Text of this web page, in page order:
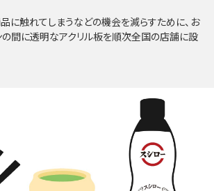
に触れてしまうなどの機会を減らすために、お
の間に透明なアクリル板を順次全国の店舗に設